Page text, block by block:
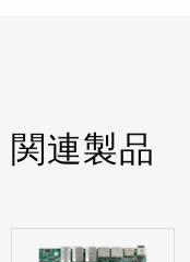
関連製品